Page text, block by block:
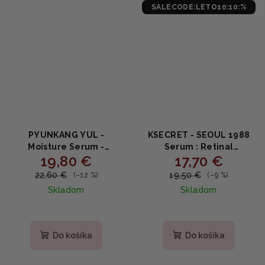
PYUNKANG YUL -
Moisture Serum -
Hydratačné sérum s
Coptis japonica a
olivovým olejom 100ml
19,80 €
22,60 € (–12 %)
Skladom
Do košíka
SALECODE:LETO10:10:%
KSECRET - SEOUL 1988
Serum : Retinal
Liposome 2% + Black
Ginseng - Omladzujúce
sérum s čiernym
ženšenom 30ml
17,70 €
19,50 € (–9 %)
Skladom
produktu
Do košíka